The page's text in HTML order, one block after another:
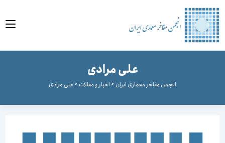
علی مرادی
انجمن مفاخر معماری ایران>اخبار و مقالات>علی مرادی